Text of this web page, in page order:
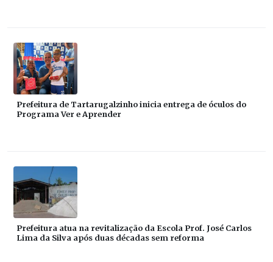
Prefeitura de Tartarugalzinho inicia entrega de óculos do
Programa Ver e Aprender
Prefeitura atua na revitalização da Escola Prof. José Carlos
Lima da Silva após duas décadas sem reforma